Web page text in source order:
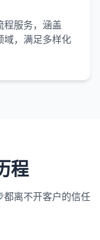
程服务，涵盖
域，满足多样化
程
都离不开客户的信任